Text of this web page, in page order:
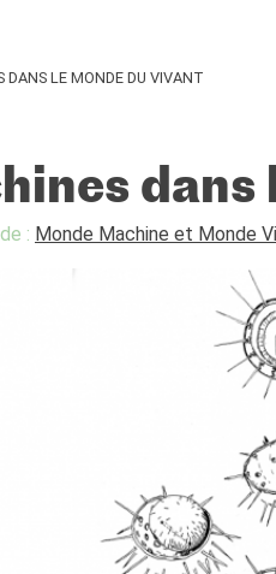
DANS LE MONDE DU VIVANT
: Monde Machine et Monde